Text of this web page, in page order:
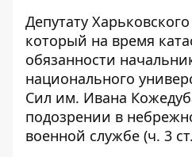
Депутату
который на время
обязанности
национального
Сил им. Ивана
подозрении в
военной службе (ч. 3